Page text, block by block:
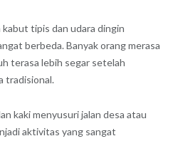
tipis dan udara dingin
berbeda. Banyak orang merasa
terasa lebih segar setelah
tradisional.
kaki menyusuri jalan desa atau
aktivitas yang sangat